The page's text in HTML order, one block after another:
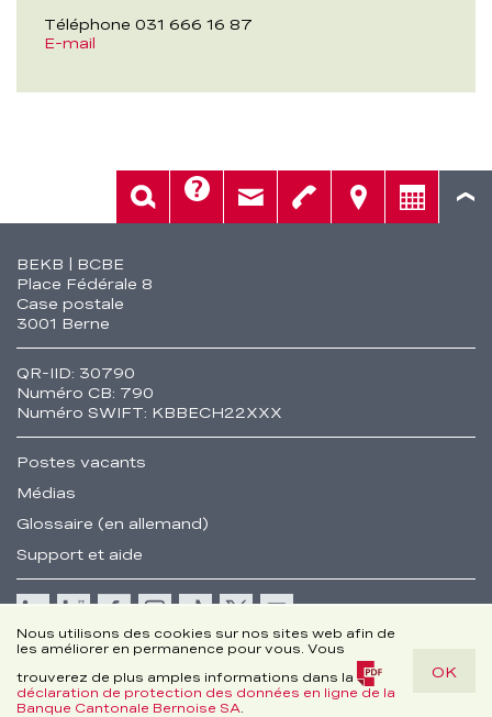
Cookie
Disclaimer
Nous utilisons des cookies sur nos sites web afin de
les améliorer en permanence pour vous. Vous
trouverez de plus amples informations dans la
déclaration de protection des données en ligne de la
Banque Cantonale Bernoise SA.
OK
Téléphone 031 666 16 87
E-mail
Fusszeile
BEKB | BCBE
Place Fédérale 8
Case postale
3001 Berne
QR-IID: 30790
Numéro CB: 790
Numéro SWIFT: KBBECH22XXX
Postes vacants
Médias
Glossaire (en allemand)
Support et aide
© Banque Cantonale Bernoise SA